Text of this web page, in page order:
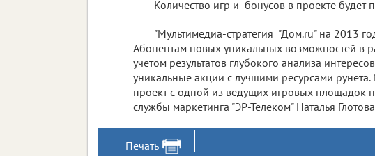
Количество игр и бонусов в проекте будет
"Мультимедиа-стратегия "Дом.ru" на 2013
Абонентам новых уникальных возможностей в
учетом результатов глубокого анализа
уникальные акции с лучшими ресурсами
проект с одной из ведущих игровых площадок
службы маркетинга "ЭР-Телеком" Наталья
Печать